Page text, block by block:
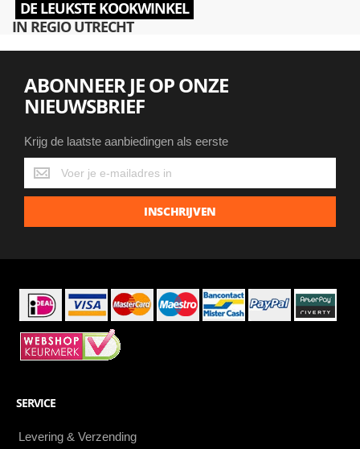
DE LEUKSTE KOOKWINKEL
IN REGIO UTRECHT
ABONNEER JE OP ONZE
NIEUWSBRIEF
Krijg de laatste aanbiedingen als eerste
Krijg
de
laatste
INSCHRIJVEN
SERVICE
Levering & Verzending